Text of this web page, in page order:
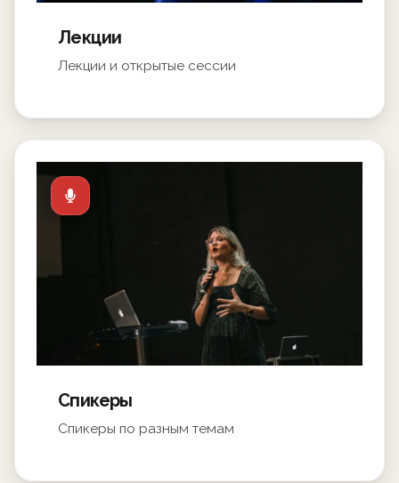
Лекции
Лекции и открытые сессии
Спикеры
Спикеры по разным темам